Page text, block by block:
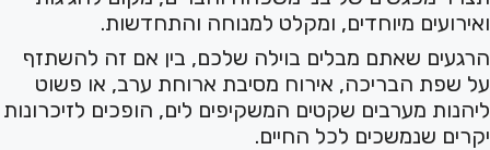
ואירועים מיוחדים, ומקלט למנוחה והתחדשות.
הרגעים שאתם מבלים בוילה שלכם, בין אם זה להשתזף
על שפת הבריכה, אירוח מסיבת ארוחת ערב, או פשוט
ליהנות מערבים שקטים המשקיפים לים, הופכים לזיכרונות
יקרים שנמשכים לכל החיים.